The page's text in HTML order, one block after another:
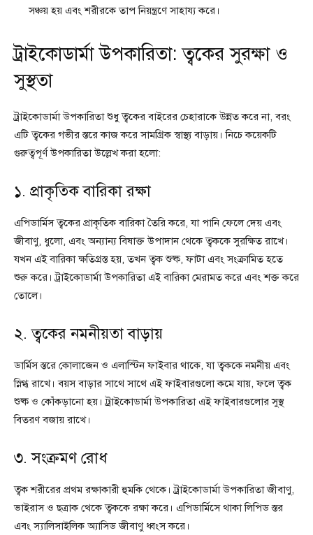
সঞ্চয় হয় এবং শরীরকে তাপ নিয়ন্ত্রণে সাহায্য করে।
ট্রাইকোডার্মা উপকারিতা: ত্বকের সুরক্ষা ও
সুস্থতা
ট্রাইকোডার্মা উপকারিতা শুধু ত্বকের বাইরের চেহারাকে উন্নত করে না, বরং
এটি ত্বকের গভীর স্তরে কাজ করে সামগ্রিক স্বাস্থ্য বাড়ায়। নিচে কয়েকটি
গুরুত্বপূর্ণ উপকারিতা উল্লেখ করা হলো:
১. প্রাকৃতিক বারিকা রক্ষা
এপিডার্মিস ত্বকের প্রাকৃতিক বারিকা তৈরি করে, যা পানি ফেলে দেয় এবং
জীবাণু, ধুলো, এবং অন্যান্য বিষাক্ত উপাদান থেকে ত্বককে সুরক্ষিত রাখে।
যখন এই বারিকা ক্ষতিগ্রস্ত হয়, তখন ত্বক শুষ্ক, ফাটা এবং সংক্রামিত হতে
শুরু করে। ট্রাইকোডার্মা উপকারিতা এই বারিকা মেরামত করে এবং শক্ত করে
তোলে।
২. ত্বকের নমনীয়তা বাড়ায়
ডার্মিস স্তরে কোলাজেন ও এলাস্টিন ফাইবার থাকে, যা ত্বককে নমনীয় এবং
স্নিগ্ধ রাখে। বয়স বাড়ার সাথে সাথে এই ফাইবারগুলো কমে যায়, ফলে ত্বক
শুষ্ক ও কোঁকড়ানো হয়। ট্রাইকোডার্মা উপকারিতা এই ফাইবারগুলোর সুস্থ
বিতরণ বজায় রাখে।
৩. সংক্রমণ রোধ
ত্বক শরীরের প্রথম রক্ষাকারী হুমকি থেকে। ট্রাইকোডার্মা উপকারিতা জীবাণু,
ভাইরাস ও ছত্রাক থেকে ত্বককে রক্ষা করে। এপিডার্মিসে থাকা লিপিড স্তর
এবং স্যালিসাইলিক অ্যাসিড জীবাণু ধ্বংস করে।